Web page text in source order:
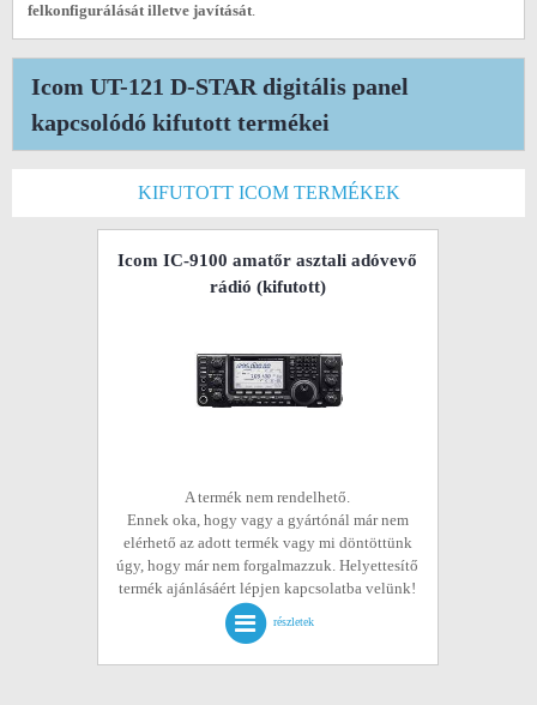
felkonfigurálását illetve javítását.
Icom UT-121 D-STAR digitális panel
kapcsolódó kifutott termékei
KIFUTOTT ICOM TERMÉKEK
Icom IC-9100 amatőr asztali adóvevő
rádió (kifutott)
A termék nem rendelhető.
Ennek oka, hogy vagy a gyártónál már nem
elérhető az adott termék vagy mi döntöttünk
úgy, hogy már nem forgalmazzuk. Helyettesítő
termék ajánlásáért lépjen kapcsolatba velünk!
részletek